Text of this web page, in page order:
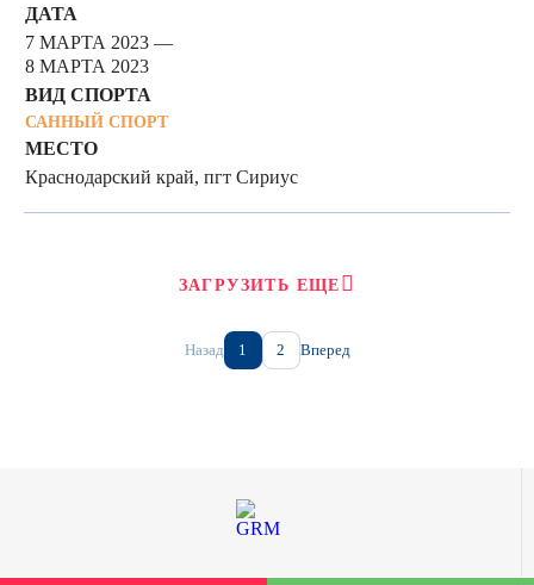
ДАТА
7 МАРТА 2023 —
8 МАРТА 2023
ВИД СПОРТА
САННЫЙ СПОРТ
МЕСТО
Краснодарский край, пгт Сириус
ЗАГРУЗИТЬ ЕЩЕ
Назад 1 2 Вперед